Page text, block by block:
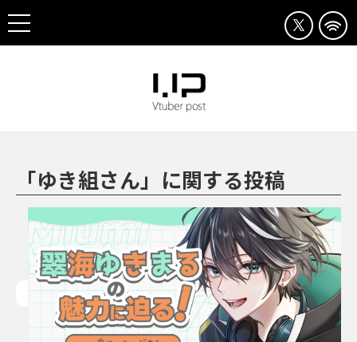
「ゆき組さん」に関する投稿